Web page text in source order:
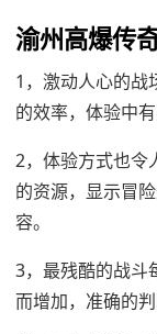
渝州高爆传
1，激动人心的战
的效率，体验中
2，体验方式也令
的资源，显示冒
容。
3，最残酷的战斗
而增加，准确的